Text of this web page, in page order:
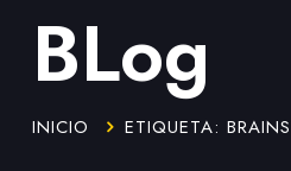
BLog
INICIO ETIQUETA: